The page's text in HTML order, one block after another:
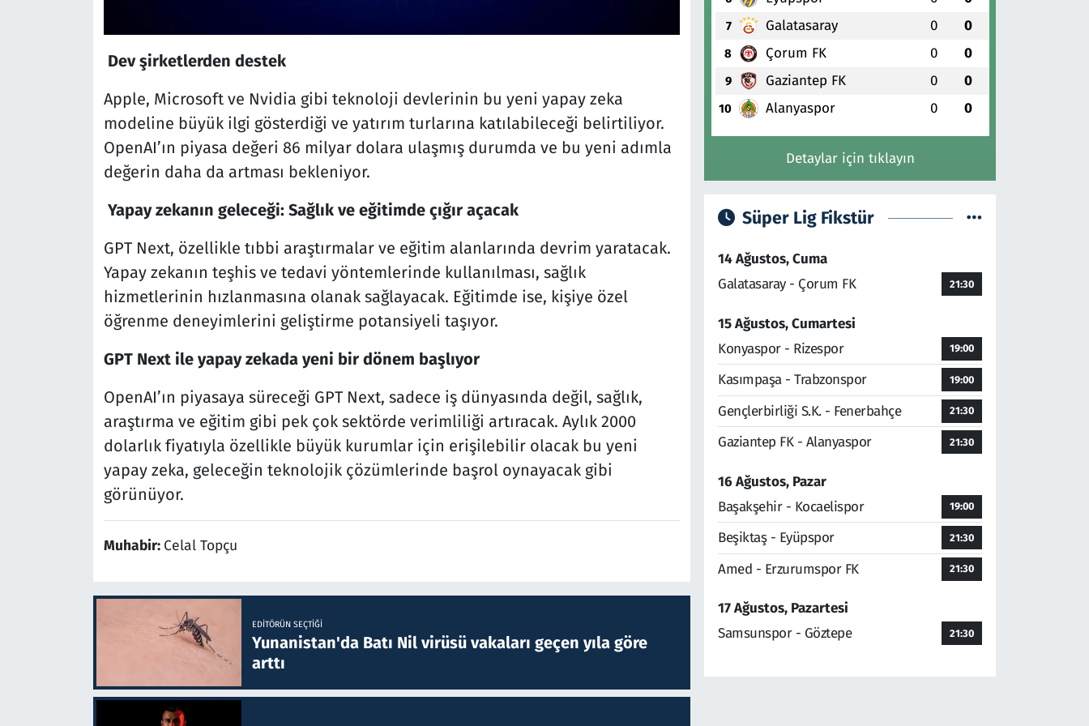
Dev şirketlerden destek
Apple, Microsoft ve Nvidia gibi teknoloji devlerinin bu yeni yapay zeka
modeline büyük ilgi gösterdiği ve yatırım turlarına katılabileceği belirtiliyor.
OpenAI’ın piyasa değeri 86 milyar dolara ulaşmış durumda ve bu yeni adımla
değerin daha da artması bekleniyor.
Yapay zekanın geleceği: Sağlık ve eğitimde çığır açacak
GPT Next, özellikle tıbbi araştırmalar ve eğitim alanlarında devrim yaratacak.
Yapay zekanın teşhis ve tedavi yöntemlerinde kullanılması, sağlık
hizmetlerinin hızlanmasına olanak sağlayacak. Eğitimde ise, kişiye özel
öğrenme deneyimlerini geliştirme potansiyeli taşıyor.
GPT Next ile yapay zekada yeni bir dönem başlıyor
OpenAI’ın piyasaya süreceği GPT Next, sadece iş dünyasında değil, sağlık,
araştırma ve eğitim gibi pek çok sektörde verimliliği artıracak. Aylık 2000
dolarlık fiyatıyla özellikle büyük kurumlar için erişilebilir olacak bu yeni
yapay zeka, geleceğin teknolojik çözümlerinde başrol oynayacak gibi
görünüyor.
Muhabir: Celal Topçu
EDITÖRÜN SEÇTIĞI
Yunanistan'da Batı Nil virüsü vakaları geçen yıla göre
arttı
7 Galatasaray 0 0
8 Çorum FK 0 0
9 Gaziantep FK 0 0
10 Alanyaspor 0 0
Detaylar için tıklayın
Süper Lig Fikstür
14 Ağustos, Cuma
Galatasaray - Çorum FK
21:30
15 Ağustos, Cumartesi
Konyaspor - Rizespor
19:00
Kasımpaşa - Trabzonspor 19:00
Gençlerbirliği S.K. - Fenerbahçe 21:30
Gaziantep FK - Alanyaspor 21:30
16 Ağustos, Pazar
Başakşehir - Kocaelispor
19:00
Beşiktaş - Eyüpspor 21:30
Amed - Erzurumspor FK 21:30
17 Ağustos, Pazartesi
Samsunspor - Göztepe
21:30